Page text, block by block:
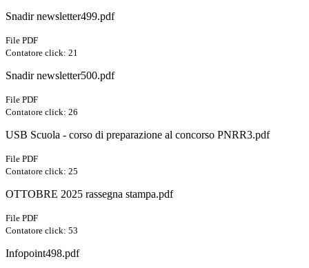
Snadir newsletter499.pdf
File PDF
Contatore click: 21
Snadir newsletter500.pdf
File PDF
Contatore click: 26
USB Scuola - corso di preparazione al concorso PNRR3.pdf
File PDF
Contatore click: 25
OTTOBRE 2025 rassegna stampa.pdf
File PDF
Contatore click: 53
Infopoint498.pdf